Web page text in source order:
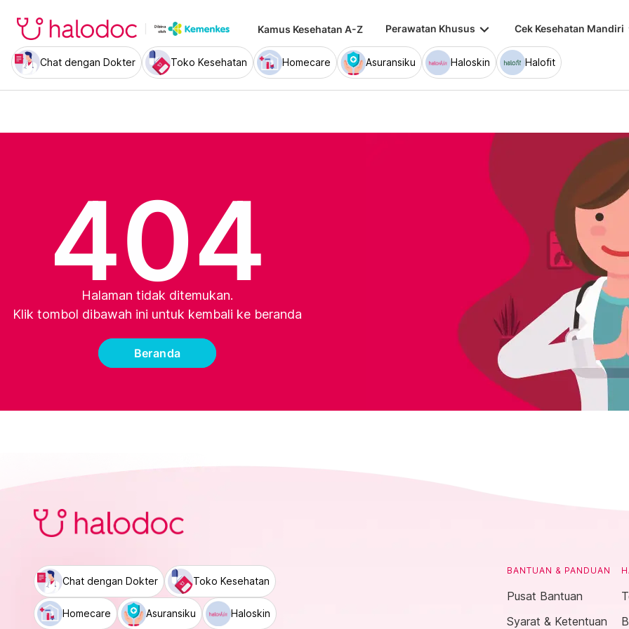
Kamus Kesehatan A-Z Perawatan Khusus keyboard_arrow_down Cek Kesehatan Mandiri
Chat dengan Dokter Toko Kesehatan Homecare Asuransiku Haloskin Halofit
404
Halaman tidak ditemukan.
Klik tombol dibawah ini untuk kembali ke beranda
Beranda
Chat dengan Dokter Toko Kesehatan
Homecare Asuransiku Haloskin
BANTUAN & PANDUAN
Pusat Bantuan
Syarat & Ketentuan